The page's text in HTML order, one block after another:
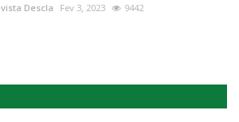
Descla Fev 3, 2023 9442